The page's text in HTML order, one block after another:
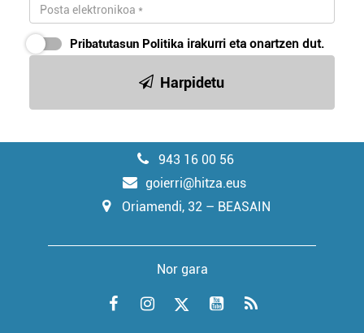
Pribatutasun Politika irakurri eta onartzen dut.
Harpidetu
943 16 00 56
goierri@hitza.eus
Oriamendi, 32 – BEASAIN
Nor gara